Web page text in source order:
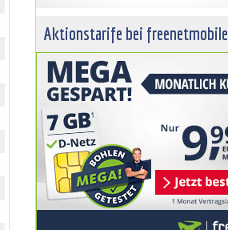
Aktionstarife bei freenetmobile